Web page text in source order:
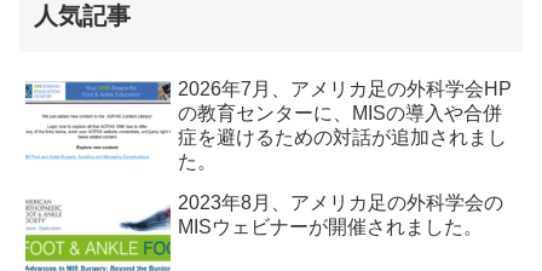
人気記事
2026年7月、アメリカ足の外科学会HP
の教育センターに、MISの導入や合併
症を避けるための対話が追加されまし
た。
2023年8月、アメリカ足の外科学会の
MISウェビナーが開催されました。